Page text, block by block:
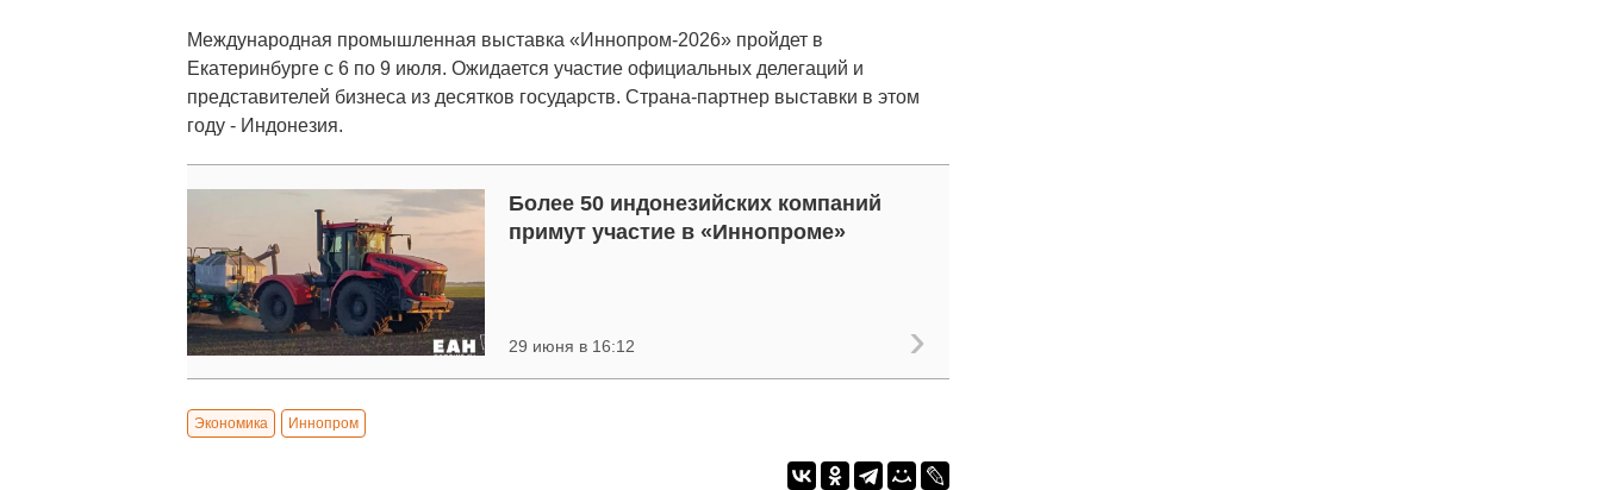
Международная промышленная выставка «Иннопром-2026» пройдет в
Екатеринбурге с 6 по 9 июля. Ожидается участие официальных делегаций и
представителей бизнеса из десятков государств. Страна-партнер выставки в этом
году - Индонезия.
Более 50 индонезийских компаний
примут участие в «Иннопроме»
29 июня в 16:12
Экономика Иннопром